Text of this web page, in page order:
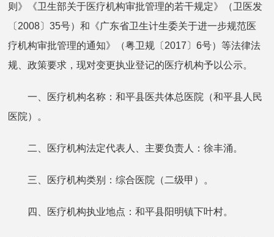
则》《卫生部关于医疗机构审批管理的若干规定》（卫医发
〔2008〕35号）和《广东省卫生计生委关于进一步规范医
疗机构审批管理的通知》（粤卫规〔2017〕6号）等法律法
规、政策要求，现对变更执业登记的医疗机构予以公示。
一、医疗机构名称：和平县医共体总医院（和平县人民
医院）。
二、医疗机构法定代表人、主要负责人：徐丰涌。
三、医疗机构类别：综合医院（二级甲）。
四、医疗机构执业地点：和平县阳明镇下叶村。